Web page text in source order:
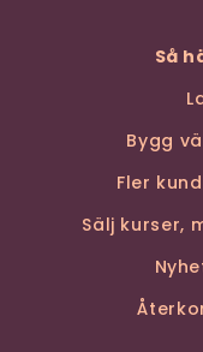
Så
Bygg
Fler
Sälj kurser,